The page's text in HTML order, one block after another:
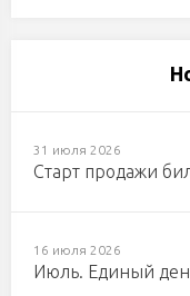
31 июля 2026
Старт продажи
16 июля 2026
Июль. Единый